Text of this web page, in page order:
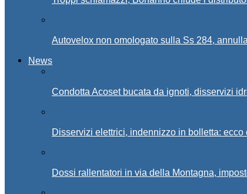
Autovelox non omologato sulla Ss 284,
News
Condotta Acoset bucata da ignoti, disservizi
Disservizi elettrici, indennizzo in bolletta: ecco
Dossi rallentatori in via della Montagna,